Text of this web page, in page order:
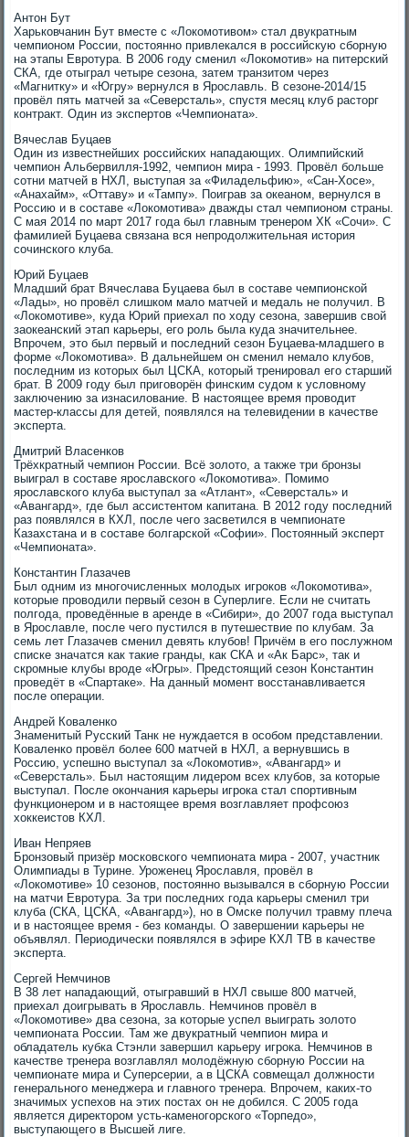
Антон Бут
Харьковчанин Бут вместе с «Локомотивом» стал двукратным
чемпионом России, постоянно привлекался в российскую сборную
на этапы Евротура. В 2006 году сменил «Локомотив» на питерский
СКА, где отыграл четыре сезона, затем транзитом через
«Магнитку» и «Югру» вернулся в Ярославль. В сезоне-2014/15
провёл пять матчей за «Северсталь», спустя месяц клуб расторг
контракт. Один из экспертов «Чемпионата».
Вячеслав Буцаев
Один из известнейших российских нападающих. Олимпийский
чемпион Альбервилля-1992, чемпион мира - 1993. Провёл больше
сотни матчей в НХЛ, выступая за «Филадельфию», «Сан-Хосе»,
«Анахайм», «Оттаву» и «Тампу». Поиграв за океаном, вернулся в
Россию и в составе «Локомотива» дважды стал чемпионом страны.
С мая 2014 по март 2017 года был главным тренером ХК «Сочи». С
фамилией Буцаева связана вся непродолжительная история
сочинского клуба.
Юрий Буцаев
Младший брат Вячеслава Буцаева был в составе чемпионской
«Лады», но провёл слишком мало матчей и медаль не получил. В
«Локомотиве», куда Юрий приехал по ходу сезона, завершив свой
заокеанский этап карьеры, его роль была куда значительнее.
Впрочем, это был первый и последний сезон Буцаева-младшего в
форме «Локомотива». В дальнейшем он сменил немало клубов,
последним из которых был ЦСКА, который тренировал его старший
брат. В 2009 году был приговорён финским судом к условному
заключению за изнасилование. В настоящее время проводит
мастер-классы для детей, появлялся на телевидении в качестве
эксперта.
Дмитрий Власенков
Трёхкратный чемпион России. Всё золото, а также три бронзы
выиграл в составе ярославского «Локомотива». Помимо
ярославского клуба выступал за «Атлант», «Северсталь» и
«Авангард», где был ассистентом капитана. В 2012 году последний
раз появлялся в КХЛ, после чего засветился в чемпионате
Казахстана и в составе болгарской «Софии». Постоянный эксперт
«Чемпионата».
Константин Глазачев
Был одним из многочисленных молодых игроков «Локомотива»,
которые проводили первый сезон в Суперлиге. Если не считать
полгода, проведённые в аренде в «Сибири», до 2007 года выступал
в Ярославле, после чего пустился в путешествие по клубам. За
семь лет Глазачев сменил девять клубов! Причём в его послужном
списке значатся как такие гранды, как СКА и «Ак Барс», так и
скромные клубы вроде «Югры». Предстоящий сезон Константин
проведёт в «Спартаке». На данный момент восстанавливается
после операции.
Андрей Коваленко
Знаменитый Русский Танк не нуждается в особом представлении.
Коваленко провёл более 600 матчей в НХЛ, а вернувшись в
Россию, успешно выступал за «Локомотив», «Авангард» и
«Северсталь». Был настоящим лидером всех клубов, за которые
выступал. После окончания карьеры игрока стал спортивным
функционером и в настоящее время возглавляет профсоюз
хоккеистов КХЛ.
Иван Непряев
Бронзовый призёр московского чемпионата мира - 2007, участник
Олимпиады в Турине. Уроженец Ярославля, провёл в
«Локомотиве» 10 сезонов, постоянно вызывался в сборную России
на матчи Евротура. За три последних года карьеры сменил три
клуба (СКА, ЦСКА, «Авангард»), но в Омске получил травму плеча
и в настоящее время - без команды. О завершении карьеры не
объявлял. Периодически появлялся в эфире КХЛ ТВ в качестве
эксперта.
Сергей Немчинов
В 38 лет нападающий, отыгравший в НХЛ свыше 800 матчей,
приехал доигрывать в Ярославль. Немчинов провёл в
«Локомотиве» два сезона, за которые успел выиграть золото
чемпионата России. Там же двукратный чемпион мира и
обладатель кубка Стэнли завершил карьеру игрока. Немчинов в
качестве тренера возглавлял молодёжную сборную России на
чемпионате мира и Суперсерии, а в ЦСКА совмещал должности
генерального менеджера и главного тренера. Впрочем, каких-то
значимых успехов на этих постах он не добился. С 2005 года
является директором усть-каменогорского «Торпедо»,
выступающего в Высшей лиге.